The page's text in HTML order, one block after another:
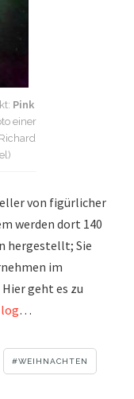
Pink
einer
von figürlicher
werden dort 140
hergestellt; Sie
im
geht es zu
…
WEIHNACHTEN